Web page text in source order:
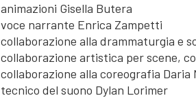
animazioni Gisella Butera
voce narrante Enrica Zampetti
collaborazione alla drammaturgia e
collaborazione artistica per scene,
collaborazione alla coreografia Daria
tecnico del suono Dylan Lorimer